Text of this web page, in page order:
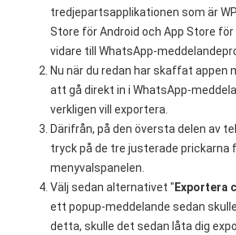
tredjepartsapplikationen som är
Store för Android och App Store
vidare till WhatsApp-
Nu när du redan har skaffat appen
att gå direkt in i WhatsApp-
verkligen vill exportera.
Därifrån, på den översta delen av
tryck på de tre justerade prickarna
menyvalspanelen.
Välj sedan alternativet " Exportera
ett popup-meddelande sedan
detta, skulle det sedan låta dig